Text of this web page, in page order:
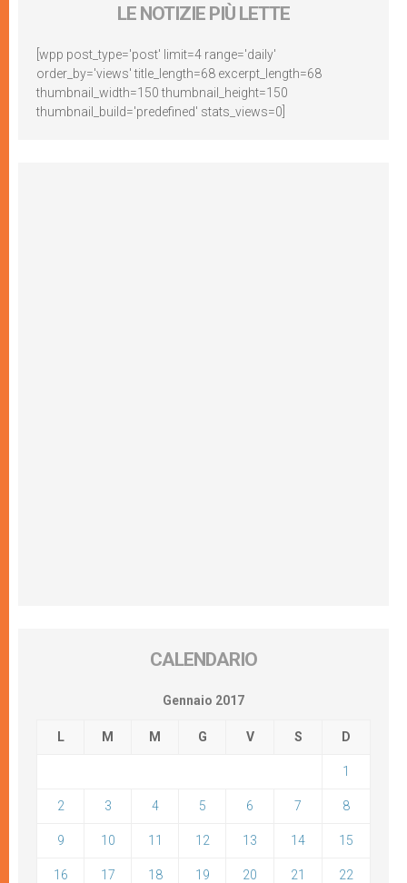
LE NOTIZIE PIÙ LETTE
[wpp post_type='post' limit=4 range='daily'
order_by='views' title_length=68 excerpt_length=68
thumbnail_width=150 thumbnail_height=150
thumbnail_build='predefined' stats_views=0]
CALENDARIO
Gennaio 2017
L M M G V S D
1
2 3 4 5 6 7 8
9 10 11 12 13 14 15
16 17 18 19 20 21 22